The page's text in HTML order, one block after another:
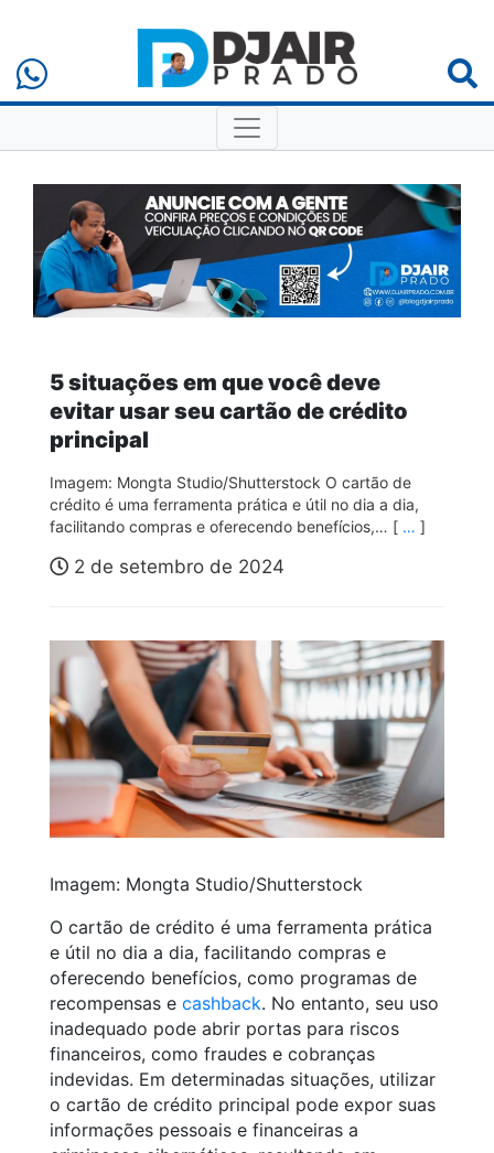
5 situações em que você deve
evitar usar seu cartão de crédito
principal
Imagem: Mongta Studio/Shutterstock O cartão de
crédito é uma ferramenta prática e útil no dia a dia,
facilitando compras e oferecendo benefícios,… [ … ]
2 de setembro de 2024
Imagem: Mongta Studio/Shutterstock
O cartão de crédito é uma ferramenta prática
e útil no dia a dia, facilitando compras e
oferecendo benefícios, como programas de
recompensas e cashback. No entanto, seu uso
inadequado pode abrir portas para riscos
financeiros, como fraudes e cobranças
indevidas. Em determinadas situações, utilizar
o cartão de crédito principal pode expor suas
informações pessoais e financeiras a